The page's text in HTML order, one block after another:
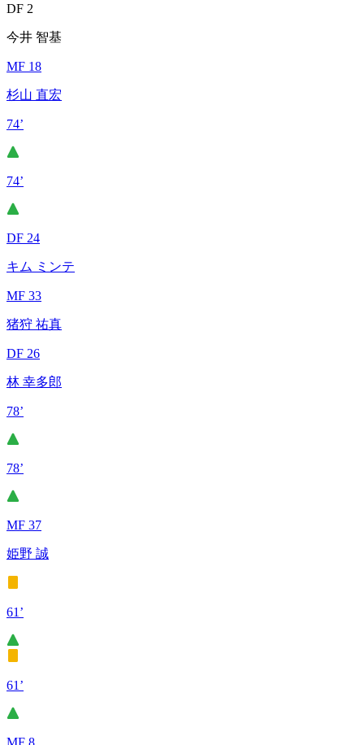
DF 2
今井 智基
MF 18
杉山 直宏
74’
74’
DF 24
キム ミンテ
MF 33
猪狩 祐真
DF 26
林 幸多郎
78’
78’
MF 37
姫野 誠
61’
61’
MF 8